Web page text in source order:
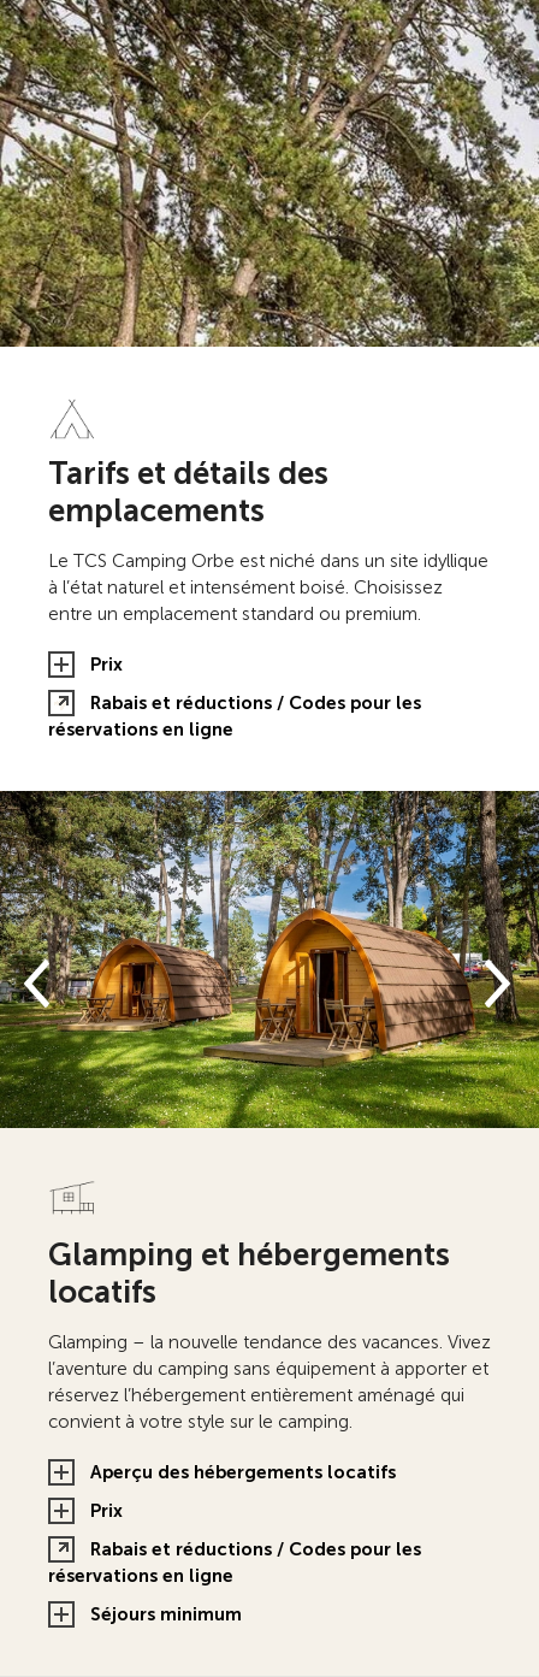
Tarifs et détails des
emplacements
Le TCS Camping Orbe est niché dans un site idyllique
à l’état naturel et intensément boisé. Choisissez
entre un emplacement standard ou premium.
Prix
Rabais et réductions / Codes pour les
réservations en ligne
Glamping et hébergements
locatifs
Glamping – la nouvelle tendance des vacances. Vivez
l’aventure du camping sans équipement à apporter et
réservez l’hébergement entièrement aménagé qui
convient à votre style sur le camping.
Aperçu des hébergements locatifs
Prix
Rabais et réductions / Codes pour les
réservations en ligne
Séjours minimum